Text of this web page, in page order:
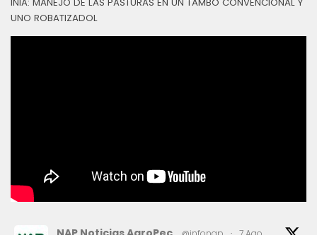
UNO ROBATIZADOL